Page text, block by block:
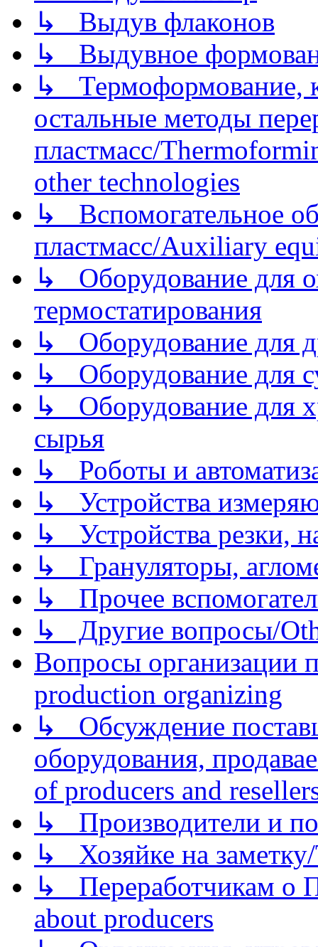
↳ Выдув флаконов
↳ Выдувное
↳ Термоформование,
остальные методы
пластмасс/
other technologies
↳ Вспомогательное
пластмасс/Auxiliary
↳ Оборудование для
термостатирования
↳ Оборудование для
↳ Оборудование для
↳ Оборудование для
сырья
↳ Роботы и
↳ Устройства
↳ Устройства резки,
↳ Грануляторы,
↳ Прочее
↳ Другие вопросы/
Вопросы организации
production organizing
↳ Обсуждение
оборудования,
of producers and
↳ Производители и
↳ Хозяйке на
↳ Переработчикам о
about producers